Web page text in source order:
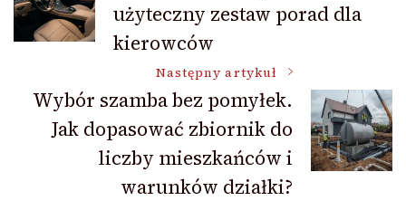
wpisuużyteczny zestaw porad dla
kierowców
Następny artykuł
Wybór szamba bez pomyłek.
Jak dopasować zbiornik do
liczby mieszkańców i
warunków działki?